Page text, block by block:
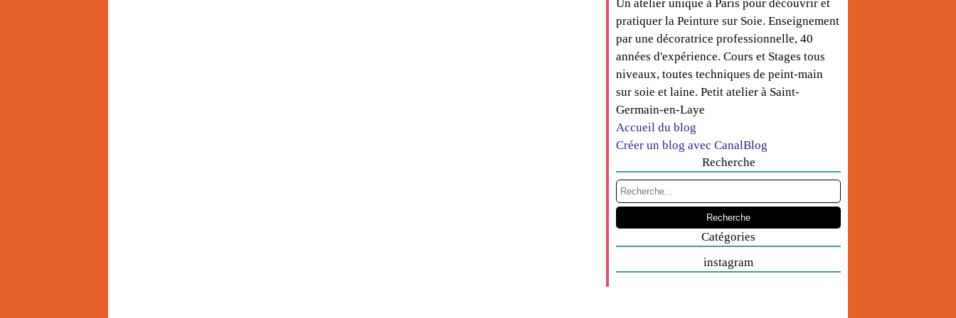
Un atelier unique à Paris pour découvrir et
pratiquer la Peinture sur Soie. Enseignement
par une décoratrice professionnelle, 40
années d'expérience. Cours et Stages tous
niveaux, toutes techniques de peint-main
sur soie et laine. Petit atelier à Saint-
Germain-en-Laye
Accueil du blog
Créer un blog avec CanalBlog
Recherche
Catégories
instagram